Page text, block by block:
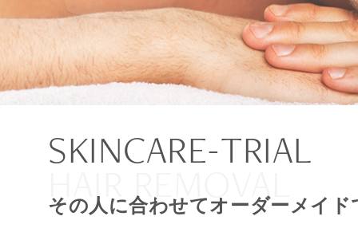
SIGNATURE
リラックスできる落ち着いた空間
HAIR REMOVAL
SKINCARE-TRIAL
その人に合わせてオーダーメイド
PHILOSOPHY
ナチュラルアンチエイ
内側から若々しく健康な身体へ
INVITATION